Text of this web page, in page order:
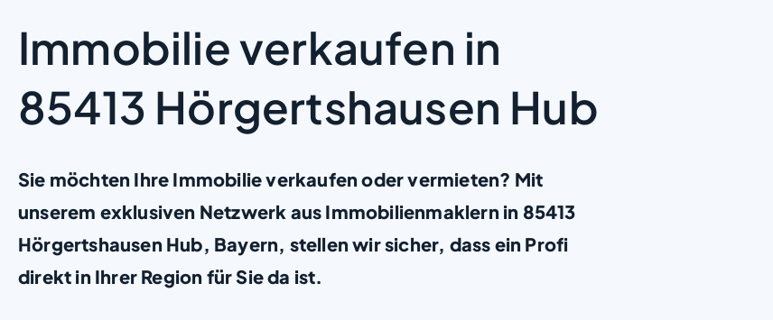
Immobilie verkaufen in
85413 Hörgertshausen Hub
Sie möchten Ihre Immobilie verkaufen oder vermieten? Mit
unserem exklusiven Netzwerk aus Immobilienmaklern in 85413
Hörgertshausen Hub, Bayern, stellen wir sicher, dass ein Profi
direkt in Ihrer Region für Sie da ist.